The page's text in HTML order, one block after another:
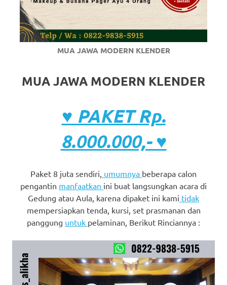
MUA JAWA MODERN KLENDER
MUA JAWA MODERN KLENDER
♥ PAKET Rp.
8.000.000,- ♥
Paket 8 juta sendiri, umumnya beberapa calon
pengantin manfaatkan ini buat langsungkan acara di
Gedung atau Aula, karena dipaket ini kami tidak
mempersiapkan tenda, kursi, set prasmanan dan
panggung untuk pelaminan, Berikut Rinciannya :